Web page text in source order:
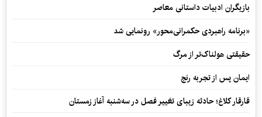
بازیگران ادبیات داستانی معاصر
«برنامه راهبردی حکمرانی‌محور» رونمایی شد
حقیقتی هولناک‌تر از مرگ
ایمان پس از تجربه رنج
قارقار کلاغ؛ حادثه زیبای تغییر فصل در سه‌شنبه آغاز زمستان